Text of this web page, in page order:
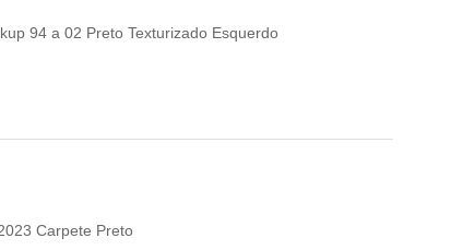
94 a 02 Preto Texturizado Esquerdo
Carpete Preto